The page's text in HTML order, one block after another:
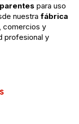
para uso
nuestra fábrica
comercios y
profesional y